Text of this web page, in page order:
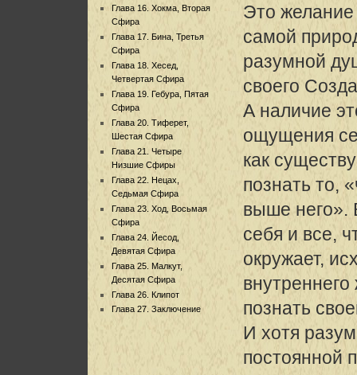
Глава 16. Хокма, Вторая
Сфира
Глава 17. Бина, Третья
Сфира
Глава 18. Хесед,
Четвертая Сфира
Глава 19. Гебура, Пятая
Сфира
Глава 20. Тиферет,
Шестая Сфира
Глава 21. Четыре
Низшие Сфиры
Глава 22. Нецах,
Седьмая Сфира
Глава 23. Ход, Восьмая
Сфира
Глава 24. Йесод,
Девятая Сфира
Глава 25. Малкут,
Десятая Сфира
Глава 26. Клипот
Глава 27. Заключение
Это желание
самой
разумной
своего
А наличие
ощущения
как
познать то,
выше него».
себя и все,
окружает,
познать
И хотя
постоянной